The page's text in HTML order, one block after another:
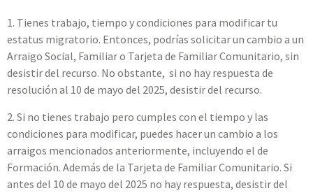
1. Tienes trabajo, tiempo y condiciones para modificar tu
estatus migratorio. Entonces, podrías solicitar un cambio a un
Arraigo Social, Familiar o Tarjeta de Familiar Comunitario, sin
desistir del recurso. No obstante, si no hay respuesta de
resolución al 10 de mayo del 2025, desistir del recurso.
2. Si no tienes trabajo pero cumples con el tiempo y las
condiciones para modificar, puedes hacer un cambio a los
arraigos mencionados anteriormente, incluyendo el de
Formación. Además de la Tarjeta de Familiar Comunitario. Si
antes del 10 de mayo del 2025 no hay respuesta, desistir del